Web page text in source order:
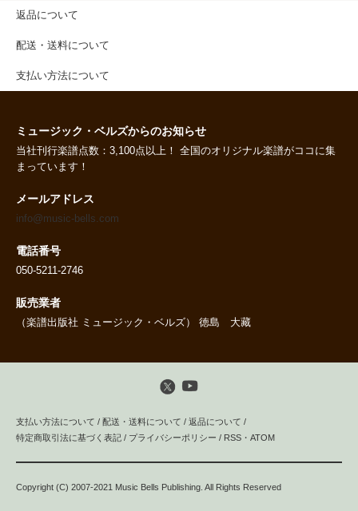
返品について
配送・送料について
支払い方法について
ミュージック・ベルズからのお知らせ
当社刊行楽譜点数：3,100点以上！ 全国のオリジナル楽譜がココに集
まっています！
メールアドレス
info@music-bells.com
電話番号
050-5211-2746
販売業者
（楽譜出版社 ミュージック・ベルズ） 徳島 大藏
支払い方法について / 配送・送料について / 返品について /
特定商取引法に基づく表記 / プライバシーポリシー / RSS ・ ATOM
Copyright (C) 2007-2021 Music Bells Publishing. All Rights Reserved